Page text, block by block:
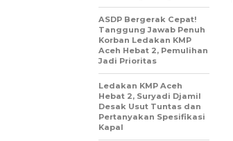
ASDP Bergerak Cepat!
Tanggung Jawab Penuh
Korban Ledakan KMP
Aceh Hebat 2, Pemulihan
Jadi Prioritas
Ledakan KMP Aceh
Hebat 2, Suryadi Djamil
Desak Usut Tuntas dan
Pertanyakan Spesifikasi
Kapal